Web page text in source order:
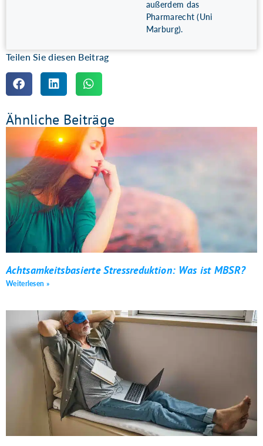
außerdem das
Pharmarecht (Uni
Marburg).
Teilen Sie diesen Beitrag
Ähnliche Beiträge
Achtsamkeitsbasierte Stressreduktion: Was ist MBSR?
Weiterlesen »